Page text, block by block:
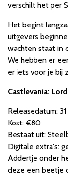
verschilt het per
Het begint
uitgevers
wachten staat in
We hebben er
er iets voor je bij
Castlevania:
Releasedatum:
Kost: €80
Bestaat uit:
Digitale extra's:
Addertje onder
deze een beetje